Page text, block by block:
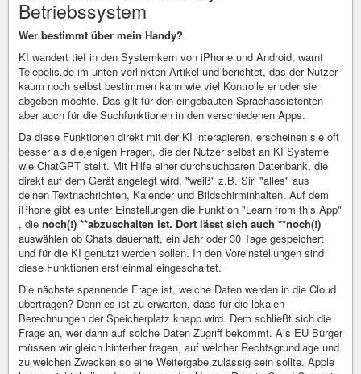
Betriebssystem
Wer bestimmt über mein Handy?
KI wandert tief in den Systemkern von iPhone und Android, warnt
Telepolis.de im unten verlinkten Artikel und berichtet, das der Nutzer
kaum noch selbst bestimmen kann wie viel Kontrolle er oder sie
abgeben möchte. Das gilt für den eingebauten Sprachassistenten
aber auch für die Suchfunktionen in den verschiedenen Apps.
Da diese Funktionen direkt mit der KI interagieren, erscheinen sie oft
besser als diejenigen Fragen, die der Nutzer selbst an KI Systeme
wie ChatGPT stellt. Mit Hilfe einer durchsuchbaren Datenbank, die
direkt auf dem Gerät angelegt wird, "weiß" z.B. Siri "alles" aus
deinen Textnachrichten, Kalender und Bildschirminhalten. Auf dem
iPhone gibt es unter Einstellungen die Funktion "Learn from this App"
, die noch(!) **abzuschalten ist. Dort lässt sich auch **noch(!)
auswählen ob Chats dauerhaft, ein Jahr oder 30 Tage gespeichert
und für die KI genutzt werden sollen. In den Voreinstellungen sind
diese Funktionen erst einmal eingeschaltet.
Die nächste spannende Frage ist, welche Daten werden in die Cloud
übertragen? Denn es ist zu erwarten, dass für die lokalen
Berechnungen der Speicherplatz knapp wird. Dem schließt sich die
Frage an, wer dann auf solche Daten Zugriff bekommt. Als EU Bürger
müssen wir gleich hinterher fragen, auf welcher Rechtsgrundlage und
zu welchen Zwecken so eine Weitergabe zulässig sein sollte. Apple